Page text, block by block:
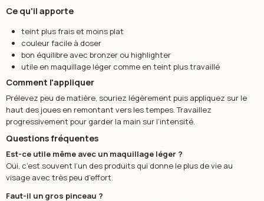
Ce qu'il apporte
teint plus frais et moins plat
couleur facile à doser
bon équilibre avec bronzer ou highlighter
utile en maquillage léger comme en teint plus travaillé
Comment l'appliquer
Prélevez peu de matière, souriez légèrement puis appliquez sur le
haut des joues en remontant vers les tempes. Travaillez
progressivement pour garder la main sur l’intensité.
Questions fréquentes
Est-ce utile même avec un maquillage léger ?
Oui, c’est souvent l’un des produits qui donne le plus de vie au
visage avec très peu d’effort.
Faut-il un gros pinceau ?